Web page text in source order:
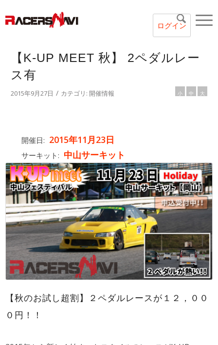
ログイン
【K-UP MEET 秋】 2ペダルレー
ス有
2015年9月27日 / カテゴリ: 開催情報 小 中 大
開催日: 2015年11月23日
サーキット: 中山サーキット
【秋のお試し超割】２ペダルレースが１２，００
０円！！